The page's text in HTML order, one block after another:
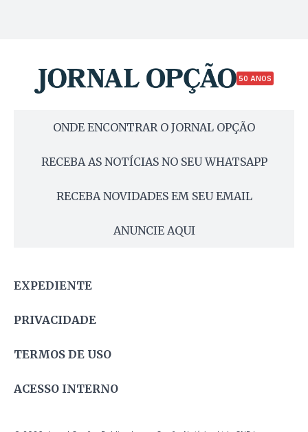
50 ANOS
ONDE ENCONTRAR O JORNAL OPÇÃO
RECEBA AS NOTÍCIAS NO SEU WHATSAPP
RECEBA NOVIDADES EM SEU EMAIL
ANUNCIE AQUI
EXPEDIENTE
PRIVACIDADE
TERMOS DE USO
ACESSO INTERNO